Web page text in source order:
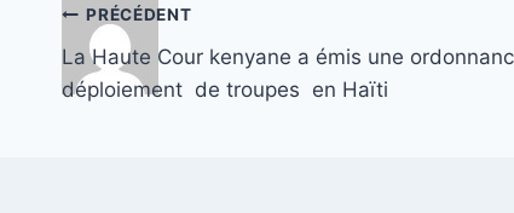
Navigation
de
PRÉCÉDENT
La Haute Cour kenyane a émis une
déploiement de troupes en Haïti